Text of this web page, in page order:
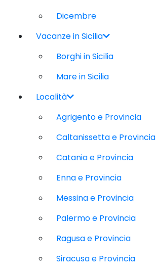
Dicembre
Vacanze in Sicilia
Borghi in Sicilia
Mare in Sicilia
Località
Agrigento e Provincia
Caltanissetta e Provincia
Catania e Provincia
Enna e Provincia
Messina e Provincia
Palermo e Provincia
Ragusa e Provincia
Siracusa e Provincia